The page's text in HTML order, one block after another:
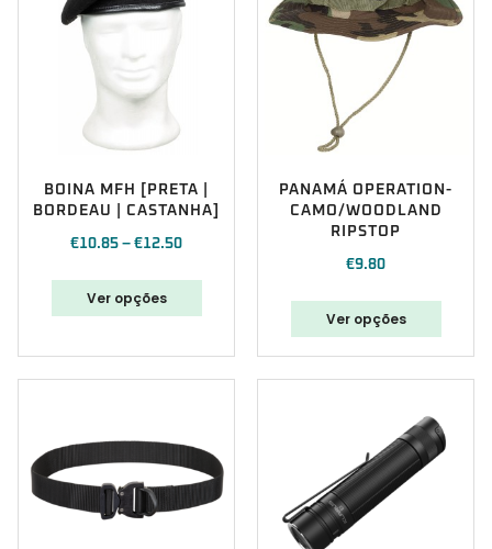
BOINA MFH [PRETA |
BORDEAU | CASTANHA]
€10.85 – €12.50
Ver opções
PANAMÁ OPERATION-
CAMO/WOODLAND
RIPSTOP
€9.80
Ver opções